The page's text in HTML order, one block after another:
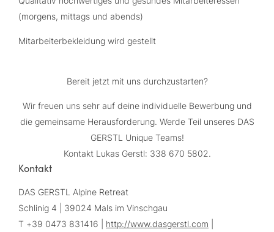
(morgens, mittags und abends)
Mitarbeiterbekleidung wird gestellt
Bereit jetzt mit uns durchzustarten?
Wir freuen uns sehr auf deine individuelle Bewerbung und
die gemeinsame Herausforderung. Werde Teil unseres DAS
GERSTL Unique Teams!
Kontakt Lukas Gerstl: 338 670 5802.
Kontakt
DAS GERSTL Alpine Retreat
Schlinig 4 | 39024 Mals im Vinschgau
T +39 0473 831416 | http://www.dasgerstl.com